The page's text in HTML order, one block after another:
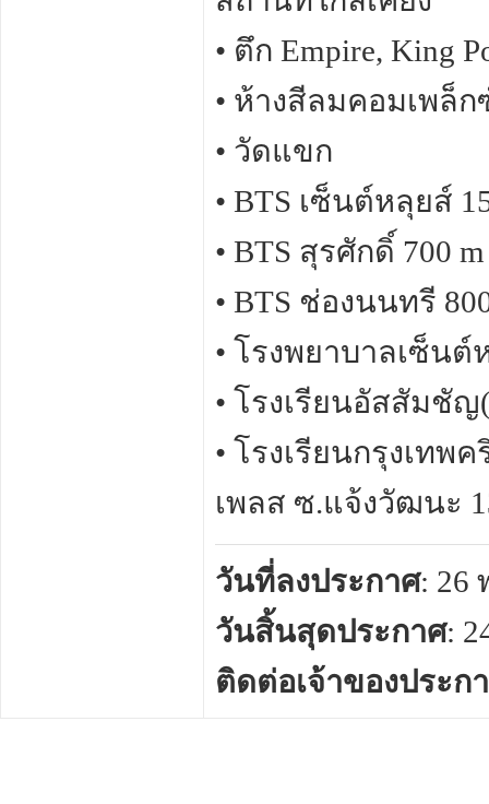
• ตึก Empire, King
• ห้างสีลมคอมเพล็ก
• วัดแขก
• BTS เซ็นต์หลุยส์
• BTS สุรศักดิ์ 700 m
• BTS ช่องนนทรี
• โรงพยาบาลเซ็นต์
• โรงเรียนอัสสัมชั
• โรงเรียนกรุงเท
เพลส ซ.แจ้งวัฒนะ
วันที่ลงประกาศ: 26
วันสิ้นสุดประกาศ:
ติดต่อเจ้าของประก